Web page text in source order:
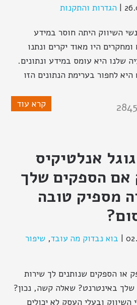
|הגדרות והתקנות
השיווק היתה חוסר במידע
היו מאוד יקרים ונתנו
שלנו היא עומס במידע ונתונים.
לחפור בערימת הנתונים הזו
קרא עוד
אנלטיקיס
אם הספקים שלך
מספיק טובה
| בוא נבדוק מה עובד,שיפור
או הספקים שנותנים לך שירות
שלך באינטרנט? שאלה קשה, נכון?
ובעלי העסק לא יכולים